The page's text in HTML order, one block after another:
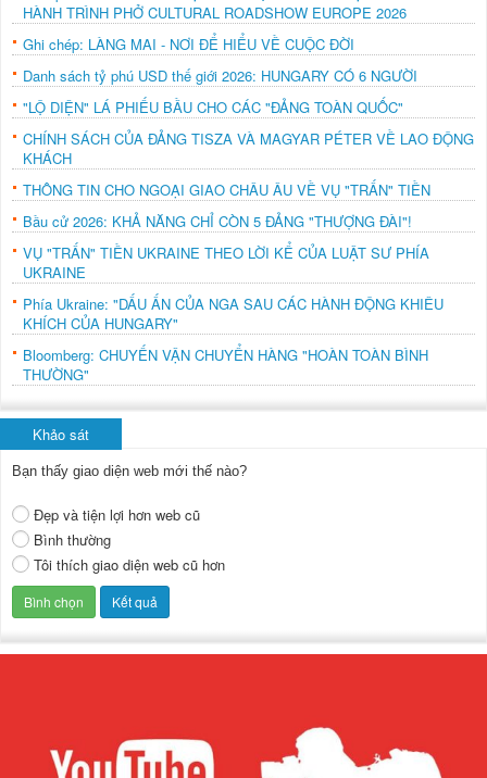
HÀNH TRÌNH PHỞ CULTURAL ROADSHOW EUROPE 2026
Ghi chép: LÀNG MAI - NƠI ĐỂ HIỂU VỀ CUỘC ĐỜI
Danh sách tỷ phú USD thế giới 2026: HUNGARY CÓ 6 NGƯỜI
"LỘ DIỆN" LÁ PHIẾU BẦU CHO CÁC "ĐẢNG TOÀN QUỐC"
CHÍNH SÁCH CỦA ĐẢNG TISZA VÀ MAGYAR PÉTER VỀ LAO ĐỘNG
KHÁCH
THÔNG TIN CHO NGOẠI GIAO CHÂU ÂU VỀ VỤ "TRẤN" TIỀN
Bầu cử 2026: KHẢ NĂNG CHỈ CÒN 5 ĐẢNG "THƯỢNG ĐÀI"!
VỤ "TRẤN" TIỀN UKRAINE THEO LỜI KỂ CỦA LUẬT SƯ PHÍA
UKRAINE
Phía Ukraine: "DẤU ẤN CỦA NGA SAU CÁC HÀNH ĐỘNG KHIÊU
KHÍCH CỦA HUNGARY"
Bloomberg: CHUYẾN VẬN CHUYỂN HÀNG "HOÀN TOÀN BÌNH
THƯỜNG"
Khảo sát
Bạn thấy giao diện web mới thế nào?
Đẹp và tiện lợi hơn web cũ
Bình thường
Tôi thích giao diện web cũ hơn